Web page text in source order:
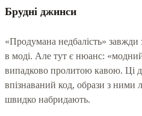
Брудні джинси
«Продумана недбалість» завжди
в моді. Але тут є нюанс:
випадково пролитою кавою. Ці
впізнаваний код, образи з ними
швидко набридають.